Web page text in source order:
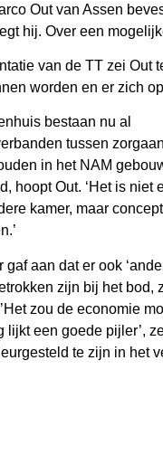
Out van Assen
hij. Over een
van de TT zei Out
worden en er zich
bestaan nu al
tussen
in het NAM
hoopt Out. ‘Het is niet
kamer, maar
gaf aan dat er ook
zijn bij het bod,
zou de economie
lijkt een goede pijler’,
te zijn in het